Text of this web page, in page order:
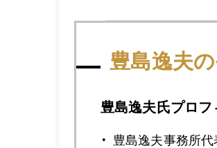
2026年02月19日
2026年02月18日
豊島逸夫
豊島逸夫氏プロフ
豊島逸夫事務所代